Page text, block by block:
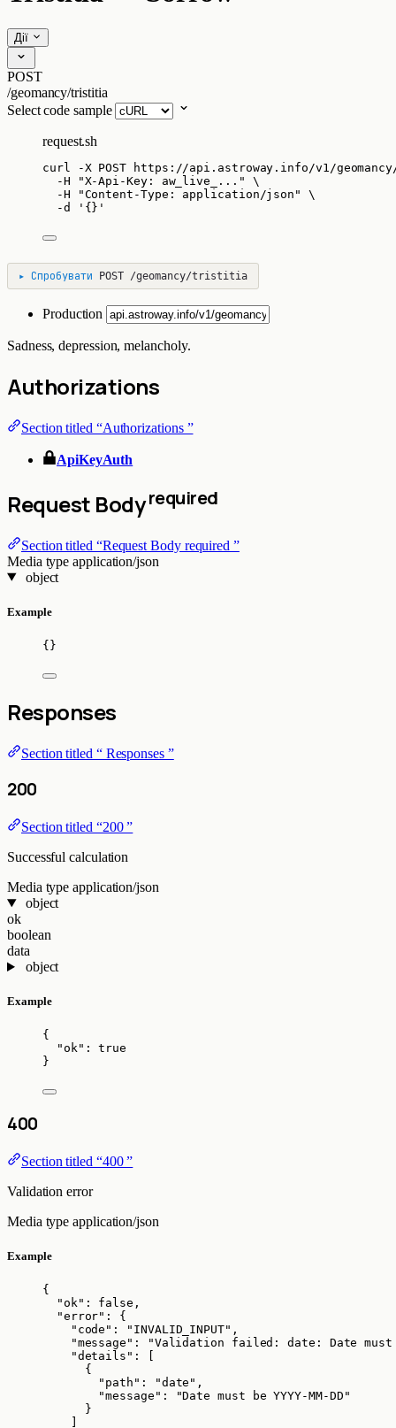
Дії
POST
/geomancy/tristitia
Select code sample
request.sh
curl -X POST
https://api.astroway.info/v1/
-H
"X-Api-Key: aw_live_... "
\
-H
"Content-Type: application/json "
\
-d
' {} '
▸ Спробувати POST /geomancy/tristitia
Production
Sadness, depression, melancholy.
Authorizations
Section titled “Authorizations ”
ApiKeyAuth
Request Bodyrequired
Section titled “Request Body required ”
Media type application/json
object
Example
{}
Responses
Section titled “ Responses ”
200
Section titled “200 ”
Successful calculation
Media type application/json
object
ok
boolean
data
object
Example
{
"ok" : true
}
400
Section titled “400 ”
Validation error
Media type application/json
Example
{
"ok" : false ,
"error" : {
"code" : " INVALID_INPUT" ,
"message" : "Validation failed: date: Date must be
"details" : [
{
"path" : "date " ,
"message" : "Date must be YYYY-MM-DD "
}